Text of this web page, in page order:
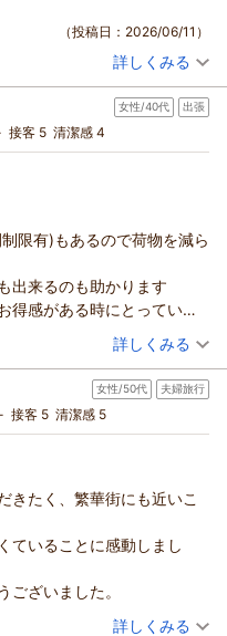
（投稿日：2026/06/11）
ートロック採用！スムースな滞
り/税込)
、また温かいご感想をお
ございます。
きましてご満足いただけ
した。また、朝食やベッ
のお言葉を頂戴し、スタ
言葉は、私どもにとって
るよう努めてまいります
ぜひHOTEL385をご利用く
（返信日：2026/06/14）
詳しくみる
女性/40代 出張
接客 5 清潔感 4
限有)もあるので荷物を減ら
出来るのも助かります
得感がある時にとっていま
（投稿日：2026/02/01）
暮れの海風、星降る夜。静けさ
たり/税込)
誠にありがとうございま
、心より御礼申し上げま
活用いただき、身軽にご滞
詳しくみる
女性/50代 夫婦旅行
接客 5 清潔感 5
きたく、繁華街にも近いこ
ていることに感動しまし
ございました。
（投稿日：2026/01/11）
詳しくみる